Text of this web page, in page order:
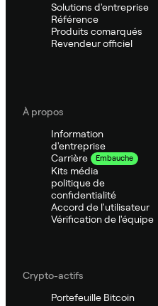
Solutions d'entreprise
Référence
Produits comarqués
Revendeur officiel
À propos
Information
d'entreprise
Carrière
Embauche
Kits média
politique de
confidentialité
Accord de l'utilisateur
Vérification de l'équipe
Crypto-actifs
Portefeuille Bitcoin